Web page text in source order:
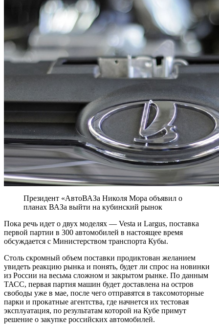
Президент «АвтоВАЗа Николя Мора объявил о
планах ВАЗа выйти на кубинский рынок
Пока речь идет о двух моделях — Vesta и Largus, поставка
первой партии в 300 автомобилей в настоящее время
обсуждается с Министерством транспорта Кубы.
Столь скромный объем поставки продиктован желанием
увидеть реакцию рынка и понять, будет ли спрос на новинки
из России на весьма сложном и закрытом рынке. По данным
ТАСС, первая партия машин будет доставлена на остров
свободы уже в мае, после чего отправятся в таксомоторные
парки и прокатные агентства, где начнется их тестовая
эксплуатация, по результатам которой на Кубе примут
решение о закупке российских автомобилей.